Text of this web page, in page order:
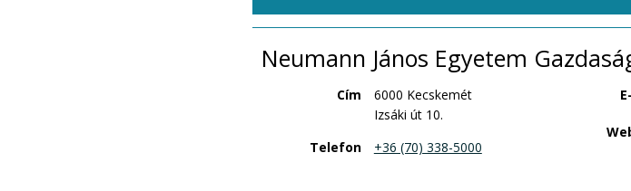
Neumann János Egyetem
Cím
6000 Kecskemét
Izsáki út 10.
Telefon
+36 (70) 338-5000